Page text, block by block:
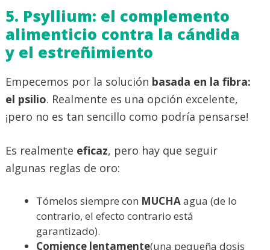
5. Psyllium: el complemento
alimenticio contra la cándida
y el estreñimiento
Empecemos por la solución basada en la fibra:
el psilio. Realmente es una opción excelente,
¡pero no es tan sencillo como podría pensarse!
Es realmente eficaz, pero hay que seguir
algunas reglas de oro:
Tómelos siempre con MUCHAagua (de lo
contrario, el efecto contrario está
garantizado).
Comience lentamente(una pequeña dosis